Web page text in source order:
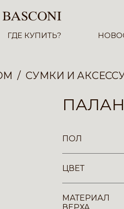
ГДЕ КУПИТЬ?
СУМКИ И
ПОЛ
ЦВЕТ
МАТЕРИАЛ